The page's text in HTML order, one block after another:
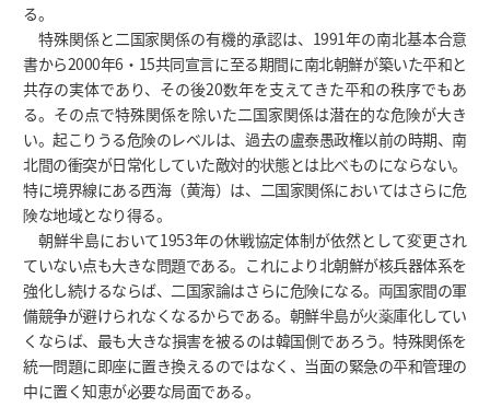
る。
特殊関係と二国家関係の有機的承認は、1991年の南北基本合意
書から2000年6・15共同宣言に至る期間に南北朝鮮が築いた平和と
共存の実体であり、その後20数年を支えてきた平和の秩序でもあ
る。その点で特殊関係を除いた二国家関係は潜在的な危険が大き
い。起こりうる危険のレベルは、過去の盧泰愚政権以前の時期、南
北間の衝突が日常化していた敵対的状態とは比べものにならない。
特に境界線にある西海（黄海）は、二国家関係においてはさらに危
険な地域となり得る。
朝鮮半島において1953年の休戦協定体制が依然として変更され
ていない点も大きな問題である。これにより北朝鮮が核兵器体系を
強化し続けるならば、二国家論はさらに危険になる。両国家間の軍
備競争が避けられなくなるからである。朝鮮半島が火薬庫化してい
くならば、最も大きな損害を被るのは韓国側であろう。特殊関係を
統一問題に即座に置き換えるのではなく、当面の緊急の平和管理の
中に置く知恵が必要な局面である。